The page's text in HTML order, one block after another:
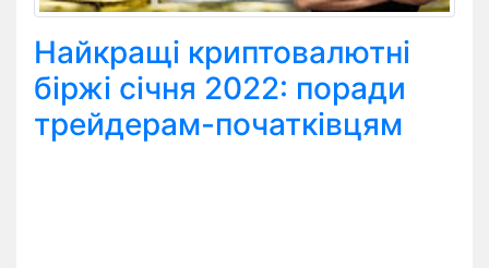
Найкращі криптовалютні
біржі січня 2022: поради
трейдерам-початківцям